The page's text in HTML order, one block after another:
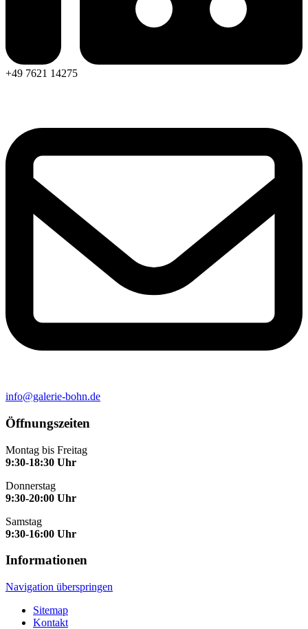
+49 7621 14275
info@galerie-bohn.de
Öffnungszeiten
Montag bis Freitag
9:30-18:30 Uhr
Donnerstag
9:30-20:00 Uhr
Samstag
9:30-16:00 Uhr
Informationen
Navigation überspringen
Sitemap
Kontakt